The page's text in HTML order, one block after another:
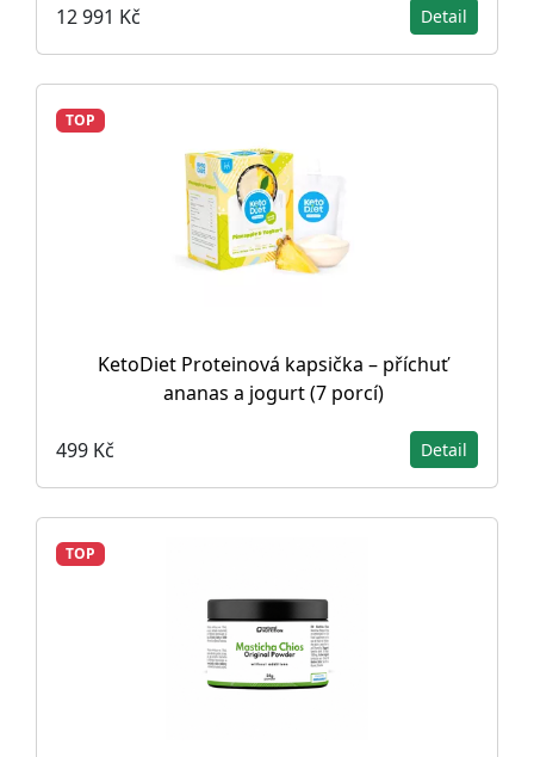
12 991 Kč Detail
TOP
KetoDiet Proteinová kapsička – příchuť
ananas a jogurt (7 porcí)
499 Kč Detail
TOP